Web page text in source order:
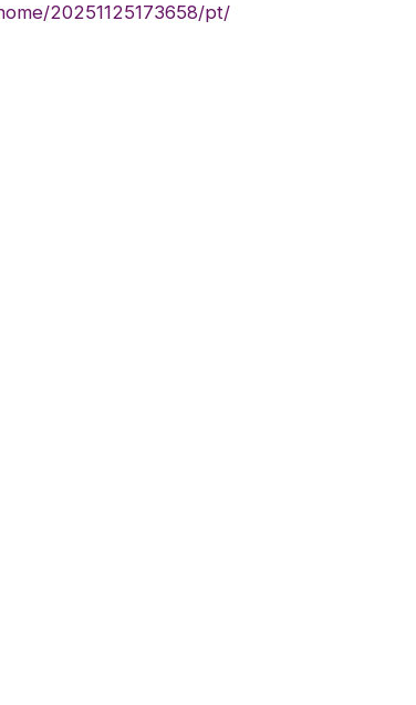
20251125173658/pt/